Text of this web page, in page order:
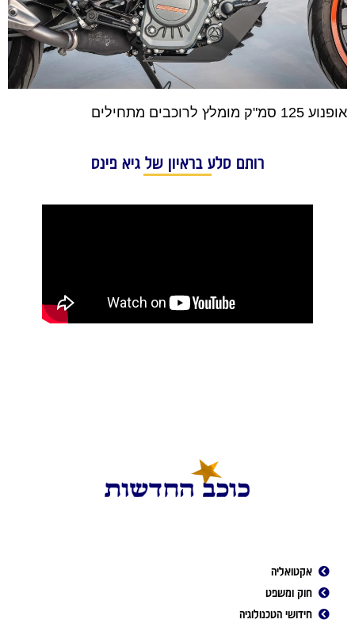
אופנוע 125 סמ"ק מומלץ לרוכבים מתחילים
רותם סלע בראיון של גיא פינס
אקטואליה
חוק ומשפט
חידושי הטכנולוגיה